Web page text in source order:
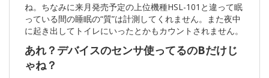
ね。ちなみに来月発売予定の上位機種HSL-101と違って眠
っている間の睡眠の“質”は計測してくれません。また夜中
に起き出してトイレにいったとかもカウントされません。
あれ？デバイスのセンサ使ってるのBだけじ
ゃね？